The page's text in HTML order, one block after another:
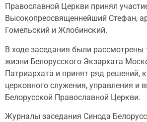
Православной Церкви принял
Высокопреосвященнейший Стефан,
Гомельский и Жлобинский.
В ходе заседания были рассмотрены
жизни Белорусского Экзархата
Патриархата и принят ряд решений,
церковного служения, управления и
Белорусской Православной Церкви.
Журналы заседания Синода